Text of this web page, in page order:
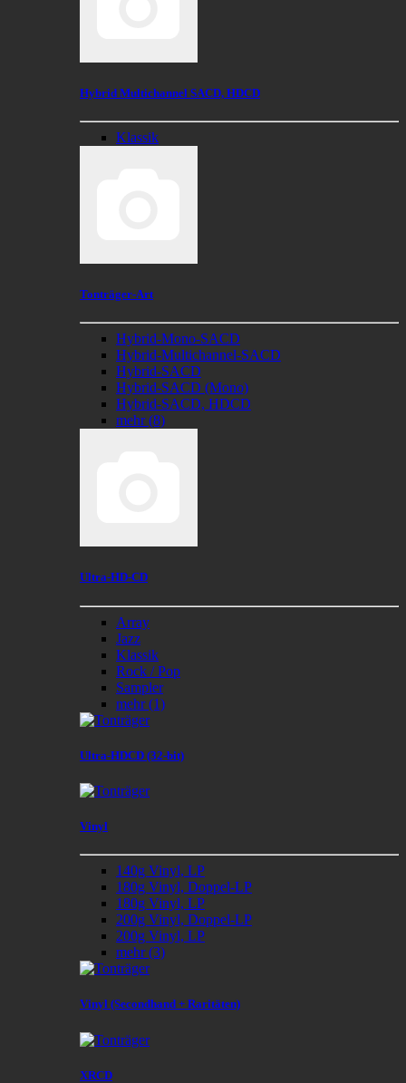
Hybrid Multichannel SACD, HDCD
Klassik
Tonträger-Art
Hybrid-Mono-SACD
Hybrid-Multichannel-SACD
Hybrid-SACD
Hybrid-SACD (Mono)
Hybrid-SACD, HDCD
mehr(8)
Ultra-HD-CD
Array
Jazz
Klassik
Rock / Pop
Sampler
mehr(1)
Ultra-HDCD (32-bit)
Vinyl
140g Vinyl, LP
180g Vinyl, Doppel-LP
180g Vinyl, LP
200g Vinyl, Doppel-LP
200g Vinyl, LP
mehr(3)
Vinyl (Secondhand + Raritäten)
XRCD